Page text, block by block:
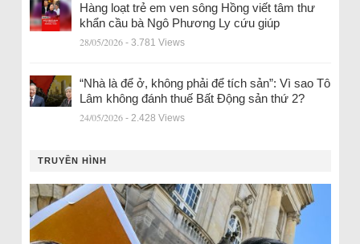
Hàng loạt trẻ em ven sông Hồng viết tâm thư
khẩn cầu bà Ngô Phương Ly cứu giúp
28/05/2026 - 3.781 Views
“Nhà là để ở, không phải để tích sản”: Vì sao Tô
Lâm không đánh thuế Bất Động sản thứ 2?
24/05/2026 - 2.428 Views
TRUYỀN HÌNH